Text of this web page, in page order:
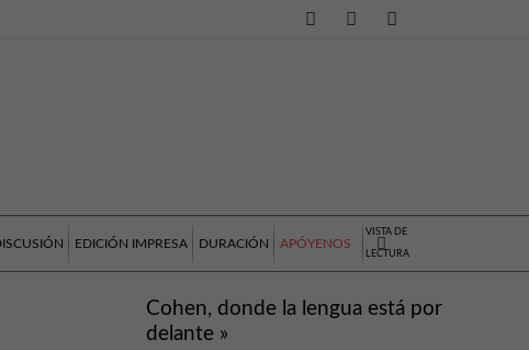
EDICIÓN IMPRESA DURACIÓN APÓYENOS
VISTA DE
LECTURA
Cohen, donde la lengua está por
delante »